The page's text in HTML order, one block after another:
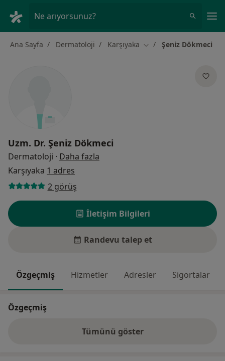
Ne arıyorsunuz?
Ana Sayfa Dermatoloji Karşıyaka Şehir değiştir
Şeniz Dökmeci
Uzm. Dr. Şeniz Dökmeci
Dermatoloji · Daha fazla
Karşıyaka 1 adres
2 görüş
İletişim Bilgileri
Randevu talep et
Özgeçmiş Hizmetler Adresler Sigortalar
Özgeçmiş
Tümünü gösterdeneyim hakkında